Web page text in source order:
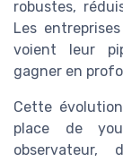
robustes,
Les
voient leur
gagner en
Cette
place de
observateur,